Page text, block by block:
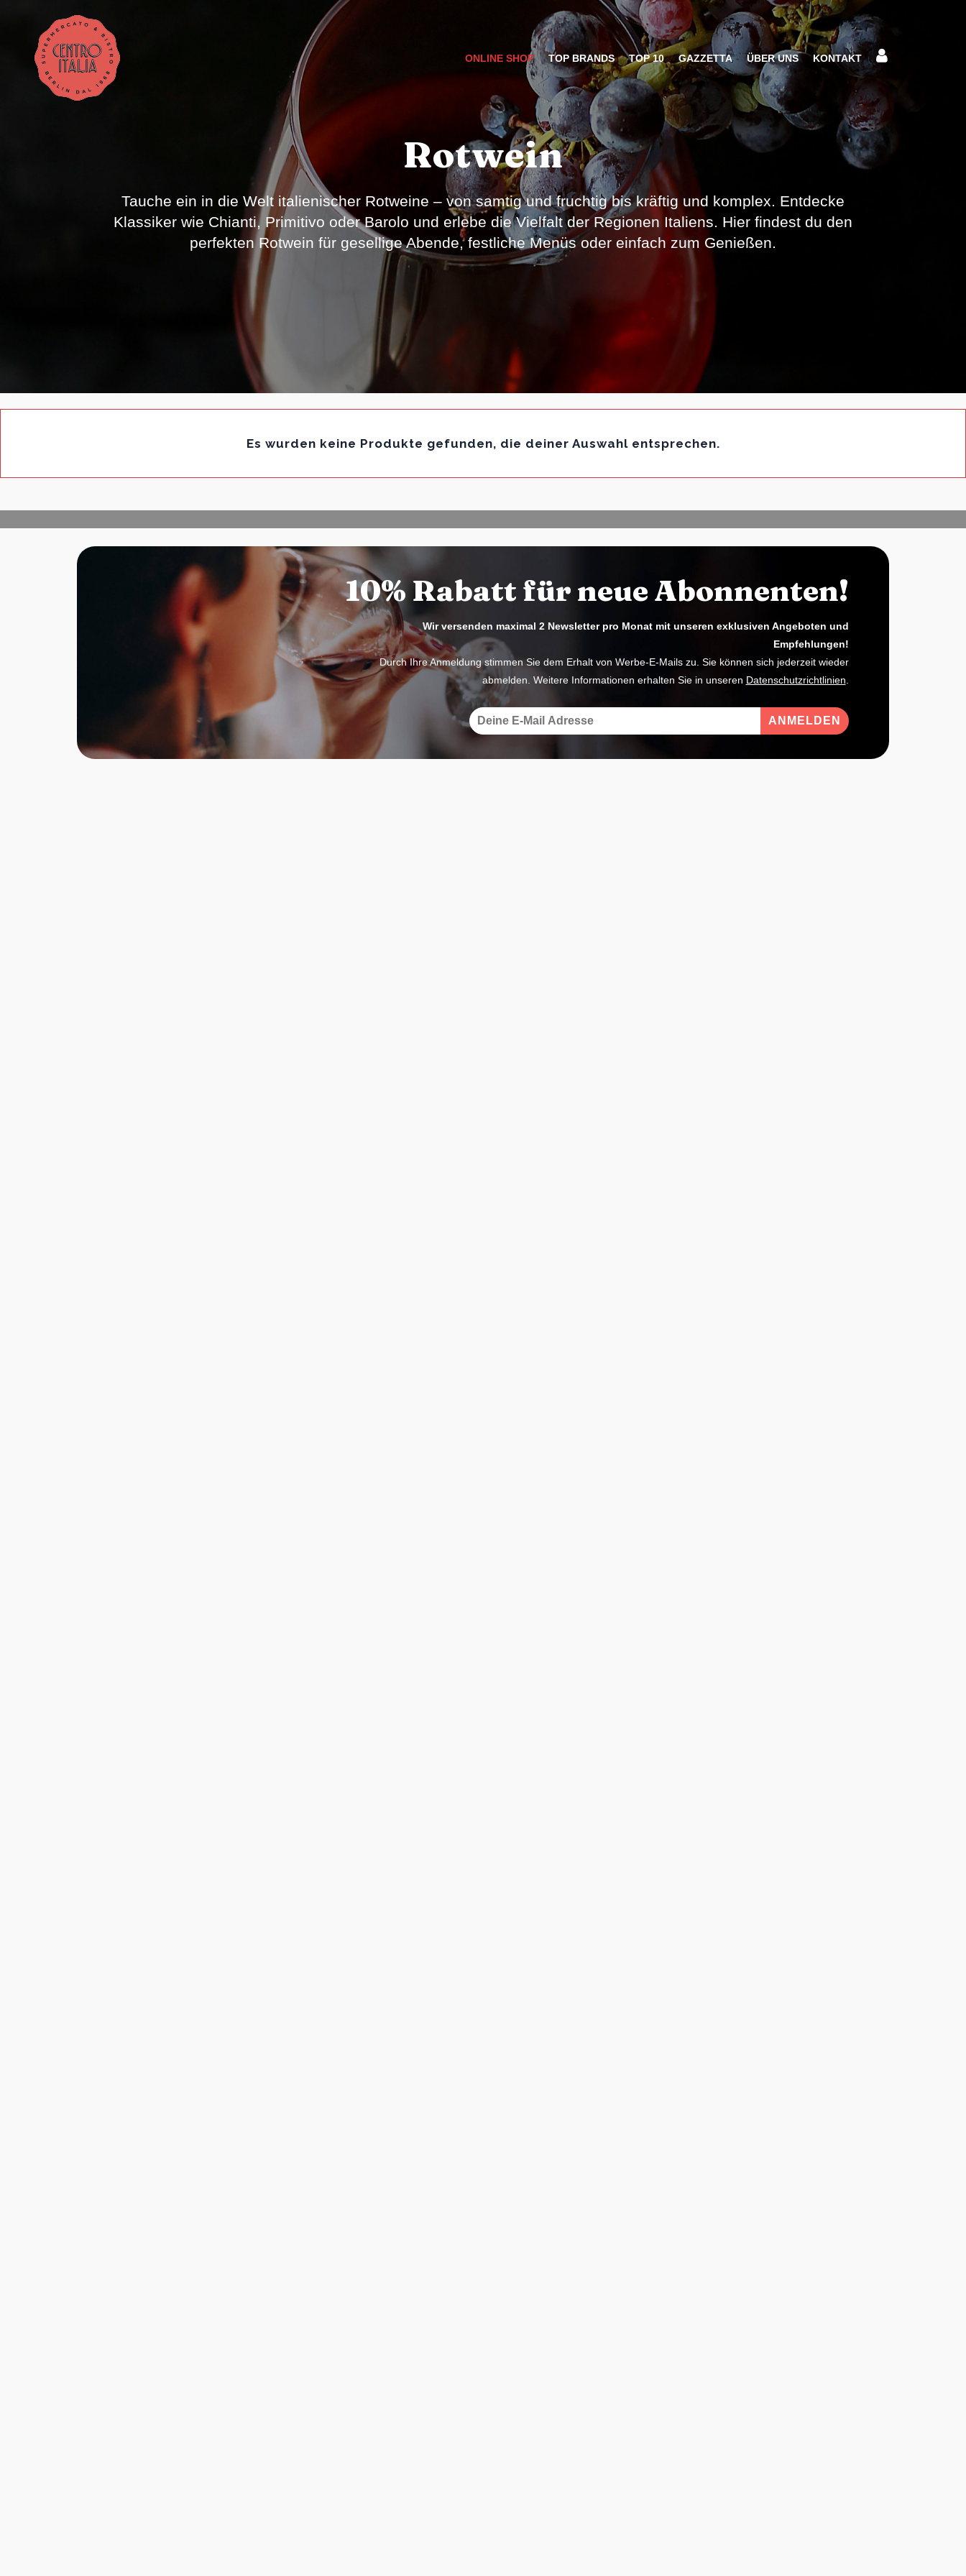
ONLINE SHOP TOP BRANDS TOP 10 GAZZETTA ÜBER UNS KONTAKT
Rotwein
Tauche ein in die Welt italienischer Rotweine – von samtig und fruchtig bis kräftig und komplex. Entdecke
Klassiker wie Chianti, Primitivo oder Barolo und erlebe die Vielfalt der Regionen Italiens. Hier findest du den
perfekten Rotwein für gesellige Abende, festliche Menüs oder einfach zum Genießen.
Es wurden keine Produkte gefunden, die deiner Auswahl entsprechen.
10% Rabatt für neue Abonnenten!
Wir versenden maximal 2 Newsletter pro Monat mit unseren exklusiven Angeboten und
Empfehlungen!
Durch Ihre Anmeldung stimmen Sie dem Erhalt von Werbe-E-Mails zu. Sie können sich jederzeit wieder
abmelden. Weitere Informationen erhalten Sie in unseren Datenschutzrichtlinien.